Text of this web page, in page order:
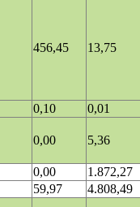
456,45 13,75
0,10
0,01
0,00 5,36
0,00
1.872,27
59,97
4.808,49